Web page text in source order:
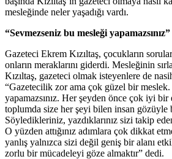
mesleğinde neler yaşadığı vardı.
“Sevmezseniz bu mesleği yapamazsınız”
Gazeteci Ekrem Kızıltaş, çocukların
onların meraklarını giderdi. Mesleğinin
Kızıltaş, gazeteci olmak isteyenlere de
“Gazetecilik zor ama çok güzel bir
yapamazsınız. Her şeyden önce çok iyi
toplumda size her şeyi bilen insan gözüyle
Söyledikleriniz, yazdıklarınız sizi takip
O yüzden attığınız adımlara çok dikkat
yanlış yalnızca sizi değil geniş bir alanı
zorlu bir mücadeleyi göze almaktır” dedi.